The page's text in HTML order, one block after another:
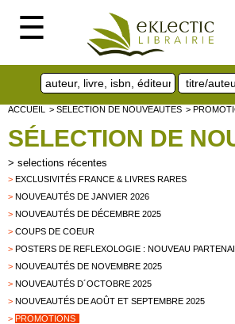
☰
ACCUEIL > SELECTION DE NOUVEAUTES >
SÉLECTION DE
> selections récentes
> EXCLUSIVITÉS FRANCE & LIVRES RARES
> NOUVEAUTÉS DE JANVIER 2026
> NOUVEAUTÉS DE DÉCEMBRE 2025
> COUPS DE COEUR
> POSTERS DE REFLEXOLOGIE : NOUVEAU
> NOUVEAUTÉS DE NOVEMBRE 2025
> NOUVEAUTÉS D´OCTOBRE 2025
> NOUVEAUTÉS DE AOÛT ET SEPTEMBRE 2025
> PROMOTIONS